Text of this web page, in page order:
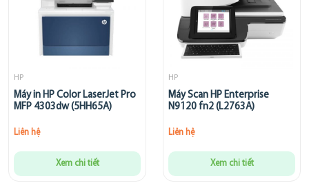
HP
Máy in HP Color LaserJet Pro
MFP 4303dw (5HH65A)
Liên hệ
Xem chi tiết
HP
Máy Scan HP Enterprise
N9120 fn2 (L2763A)
Liên hệ
Xem chi tiết